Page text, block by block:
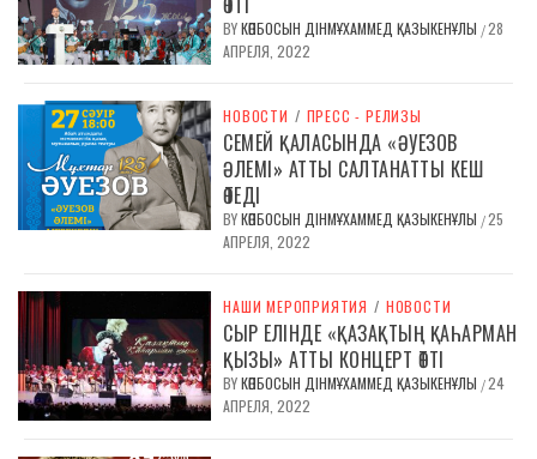
BYКӨПБОСЫН ДІНМҰХАММЕД ҚАЗЫКЕНҰЛЫ /28
АПРЕЛЯ, 2022
НОВОСТИ / ПРЕСС - РЕЛИЗЫ
СЕМЕЙ ҚАЛАСЫНДА «ӘУЕЗОВ
ӘЛЕМІ» АТТЫ САЛТАНАТТЫ КЕШ
ӨТЕДІ
BYКӨПБОСЫН ДІНМҰХАММЕД ҚАЗЫКЕНҰЛЫ /25
АПРЕЛЯ, 2022
НАШИ МЕРОПРИЯТИЯ / НОВОСТИ
СЫР ЕЛІНДЕ «ҚАЗАҚТЫҢ ҚАҺАРМАН
ҚЫЗЫ» АТТЫ КОНЦЕРТ ӨТТІ
BYКӨПБОСЫН ДІНМҰХАММЕД ҚАЗЫКЕНҰЛЫ /24
АПРЕЛЯ, 2022